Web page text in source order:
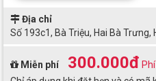
Địa chỉ
Số 193c1, Bà Triệu, Hai Bà Trưng,
Miễn phí 300.000đ